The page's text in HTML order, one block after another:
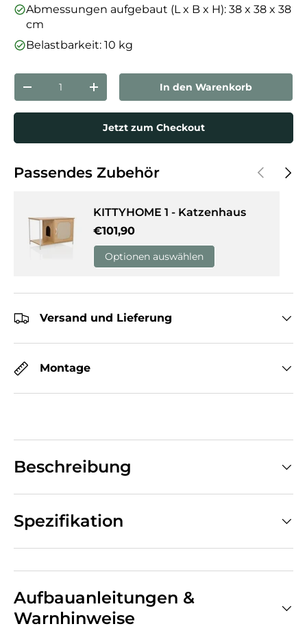
Abmessungen aufgebaut (L x B x H): 38 x 38 x 38
cm
Belastbarkeit: 10 kg
Anzahl
Menge verringernMenge erhöhenIn den Warenkorb
Jetzt zum Checkout
Passendes Zubehör Vorherige
KITTYHOME 1 - Katzenhaus
Normaler Preis
€101,90
Optionen auswählen
Versand und Lieferung
Montage
Beschreibung
Spezifikation
Aufbauanleitungen &
Warnhinweise